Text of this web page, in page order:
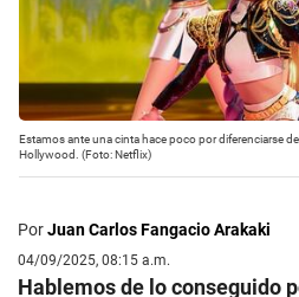
Estamos ante una cinta hace poco por diferenciarse
Hollywood. (Foto: Netflix)
PorJuan Carlos Fangacio Arakaki
04/09/2025, 08:15 a.m.
Hablemos de lo conseguido